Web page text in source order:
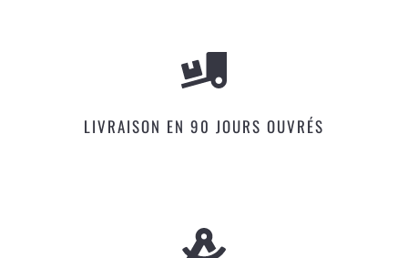
LIVRAISON EN 90 JOURS OUVRÉS